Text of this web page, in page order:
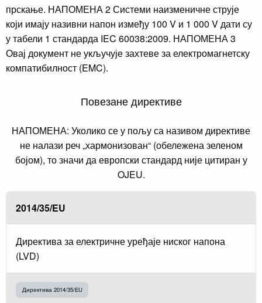
прскање. НАПОМЕНА 2 Системи наизменичне струје
који имају називни напон између 100 V и 1 000 V дати су
у табели 1 стандарда IEC 60038:2009. НАПОМЕНА 3
Овај документ не укључује захтеве за електромагнетску
компатибилност (EMC).
Повезане директиве
НАПОМЕНА: Уколико се у пољу са називом директиве
не налази реч „хармонизован“ (обележена зеленом
бојом), то значи да европски стандард није цитиран у
OJEU.
2014/35/EU
Директива за електричне уређаје ниског напона
(LVD)
Директива 2014/35/EU